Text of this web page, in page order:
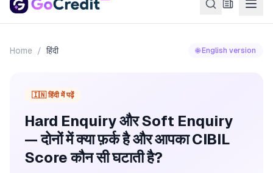
Home / हिंदी 🌐 English version
🇮🇳 हिंदी में पढ़ें
Hard Enquiry और Soft Enquiry
— दोनों में क्या फ़र्क है और आपका CIBIL
Score कौन सी घटाती है?